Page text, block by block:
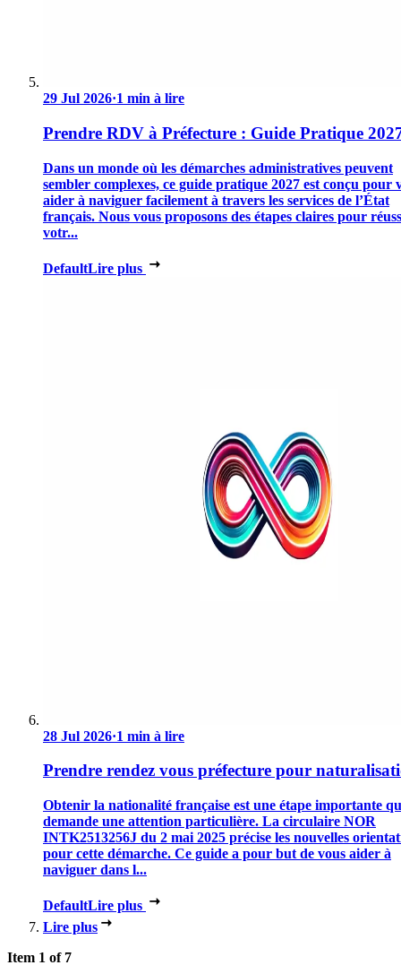
29 Jul 2026·1 min à lire
Prendre RDV à Préfecture : Guide Pratique
Dans un monde où les démarches administratives peuvent
sembler complexes, ce guide pratique 2027 est conçu pour
aider à naviguer facilement à travers les services de l’État
français. Nous vous proposons des étapes claires pour
votr...
DefaultLire plus
28 Jul 2026·1 min à lire
Prendre rendez vous préfecture pour
Obtenir la nationalité française est une étape importante
demande une attention particulière. La circulaire NOR
INTK2513256J du 2 mai 2025 précise les nouvelles
pour cette démarche. Ce guide a pour but de vous aider à
naviguer dans l...
DefaultLire plus
Lire plus
Item 1 of 7